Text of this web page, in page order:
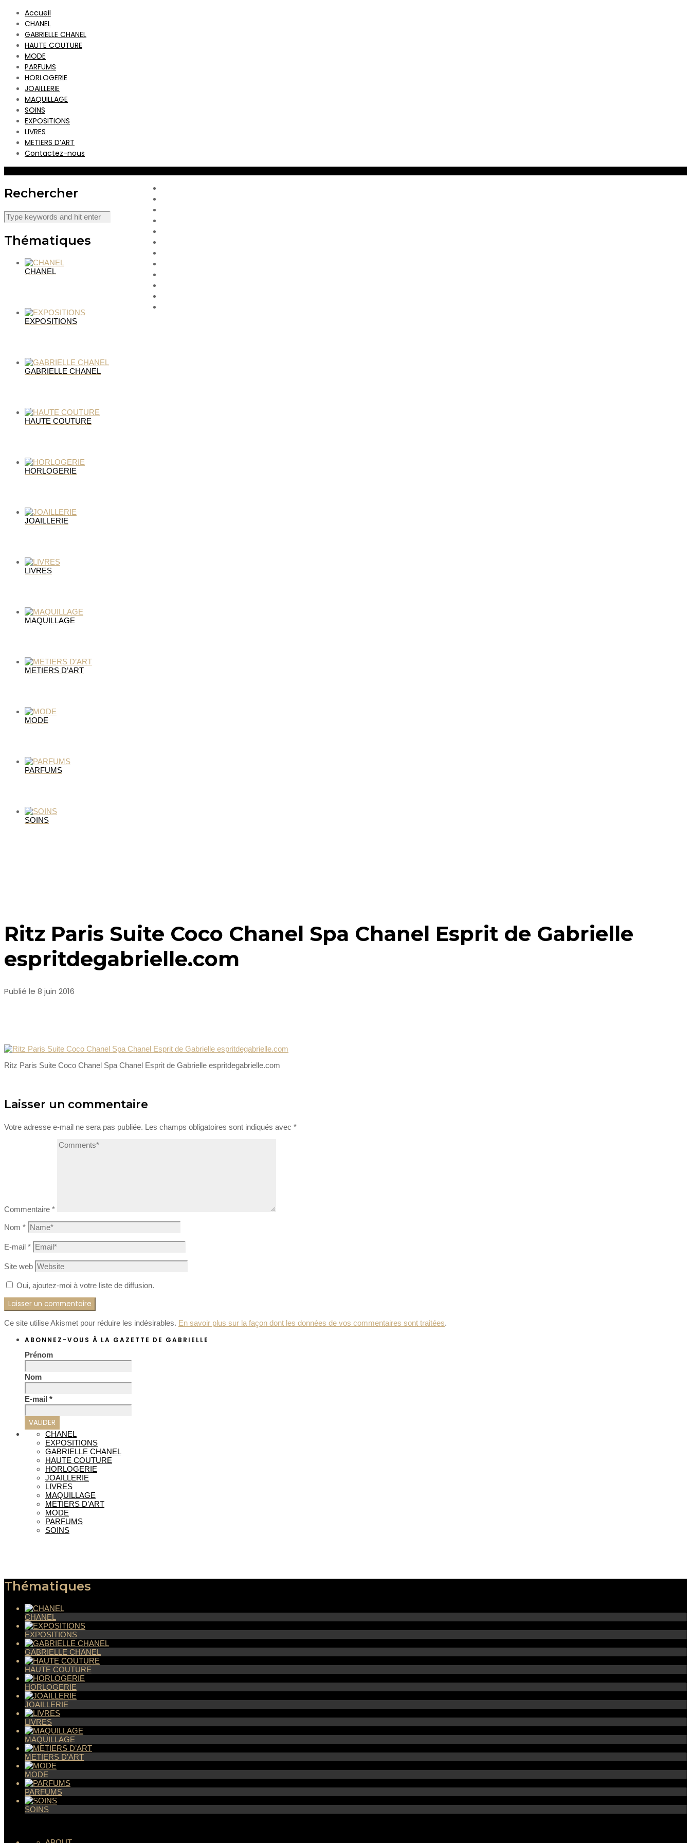
Accueil
CHANEL
GABRIELLE CHANEL
HAUTE COUTURE
MODE
PARFUMS
HORLOGERIE
JOAILLERIE
MAQUILLAGE
SOINS
EXPOSITIONS
LIVRES
METIERS D’ART
Contactez-nous
Rechercher
Thématiques
CHANEL
EXPOSITIONS
GABRIELLE CHANEL
HAUTE COUTURE
HORLOGERIE
JOAILLERIE
LIVRES
MAQUILLAGE
METIERS D’ART
MODE
PARFUMS
SOINS
Ritz Paris Suite Coco Chanel Spa Chanel Esprit de Gabrielle
espritdegabrielle.com
Publié le 8 juin 2016
Ritz Paris Suite Coco Chanel Spa Chanel Esprit de Gabrielle espritdegabrielle.com
Laisser un commentaire
Votre adresse e-mail ne sera pas publiée. Les champs obligatoires sont indiqués avec *
Commentaire *
Nom *
E-mail *
Site web
Oui, ajoutez-moi à votre liste de diffusion.
Ce site utilise Akismet pour réduire les indésirables. En savoir plus sur la façon dont les données de vos commentaires sont traitées.
ABONNEZ-VOUS À LA GAZETTE DE GABRIELLE
Prénom
Nom
E-mail *
CHANEL
EXPOSITIONS
GABRIELLE CHANEL
HAUTE COUTURE
HORLOGERIE
JOAILLERIE
LIVRES
MAQUILLAGE
METIERS D’ART
MODE
PARFUMS
SOINS
Thématiques
CHANEL
EXPOSITIONS
GABRIELLE CHANEL
HAUTE COUTURE
HORLOGERIE
JOAILLERIE
LIVRES
MAQUILLAGE
METIERS D’ART
MODE
PARFUMS
SOINS